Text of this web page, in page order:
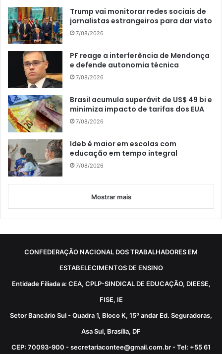
Trump vai monitorar redes sociais de
jornalistas estrangeiros para dar visto
7/08/2026
PF reage a interferência de Mendonça
e defende autonomia técnica
7/08/2026
Brasil acumula superávit de US$ 49 bi e
minimiza impacto de tarifas dos EUA
7/08/2026
Ideb é maior em escolas com
educação em tempo integral
7/08/2026
Mostrar mais
CONFEDERAÇÃO NACIONAL DOS TRABALHADORES EM
ESTABELECIMENTOS DE ENSINO
Entidade Filiada a: CEA, CPLP-SINDICAL DE EDUCAÇÃO, DIEESE,
FISE, IE
Setor Bancário Sul - Quadra 1, Bloco K, 15º andar Ed. Seguradoras,
Asa Sul, Brasília, DF
CEP: 70093-900 - secretariacontee@gmail.com.br - Tel: +55 61